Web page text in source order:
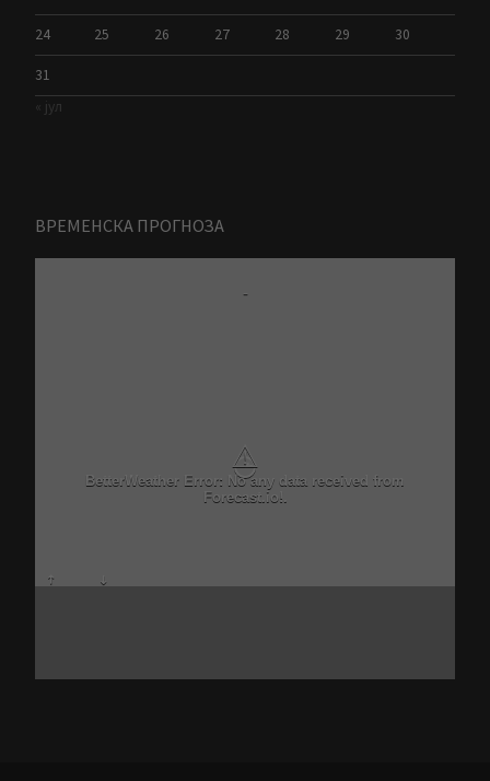
24 25 26 27 28 29 30
31
« јул
ВРЕМЕНСКА ПРОГНОЗА
-
⚠
BetterWeather Error: No any data received from
Forecast.io!.